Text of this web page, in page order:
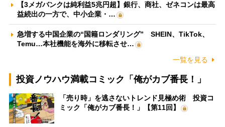
【3メガバンクは純利益5兆円超】銀行、商社、ゼネコンは最高
益続出の一方で、中小企業・…
急増する中国企業の“国籍ロンダリング” SHEIN、TikTok、
Temu…本社機能を海外に移転させ…
一覧を見る
投資ノウハウ満載コミック「俺がカブ番長！」
「売り時」を逃さないトレンド見極め術 投資コ
ミック「俺がカブ番長！」【第11回】